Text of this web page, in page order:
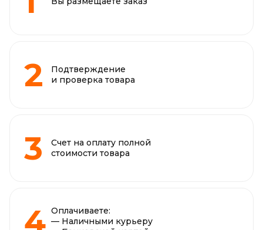
Подтверждение
и проверка товара
Счет на оплату полной
стоимости товара
Оплачиваете:
— Наличными курьеру